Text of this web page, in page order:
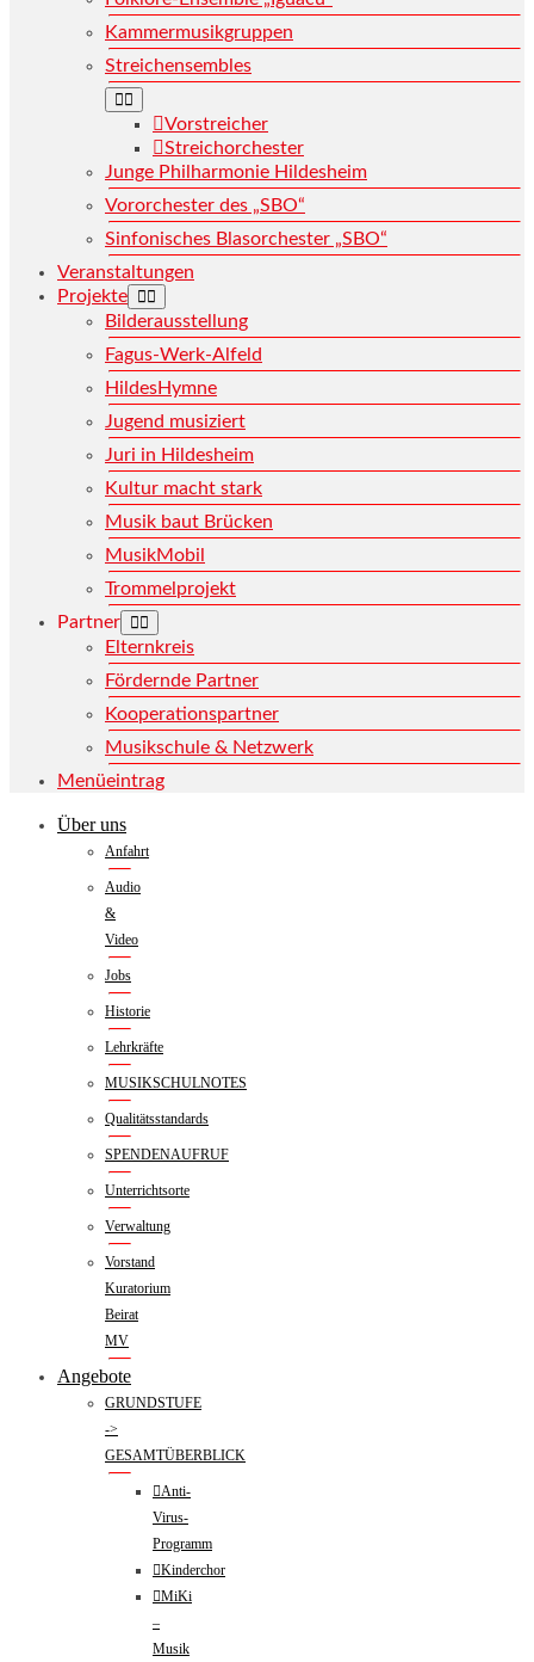
Kammermusikgruppen
Streichensembles
Vorstreicher
Streichorchester
Junge Philharmonie Hildesheim
Vororchester des „SBO“
Sinfonisches Blasorchester „SBO“
Veranstaltungen
Projekte
Bilderausstellung
Fagus-Werk-Alfeld
HildesHymne
Jugend musiziert
Juri in Hildesheim
Kultur macht stark
Musik baut Brücken
MusikMobil
Trommelprojekt
Partner
Elternkreis
Fördernde Partner
Kooperationspartner
Musikschule & Netzwerk
Menüeintrag
Über uns
Anfahrt
Audio
&
Video
Jobs
Historie
Lehrkräfte
MUSIKSCHULNOTES
Qualitätsstandards
SPENDENAUFRUF
Unterrichtsorte
Verwaltung
Vorstand
Kuratorium
Beirat
MV
Angebote
GRUNDSTUFE
->
GESAMTÜBERBLICK
Anti-
Virus-
Programm
Kinderchor
MiKi
–
Musik